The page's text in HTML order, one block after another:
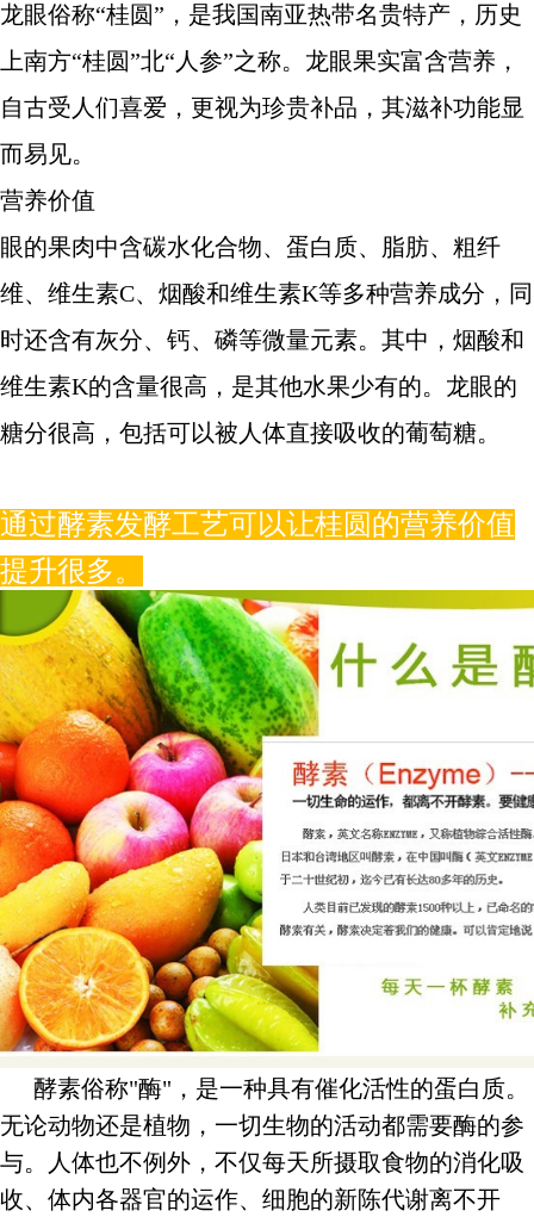
龙眼俗称“桂圆”，是我国南亚热带名贵特产，历史
上南方“桂圆”北“人参”之称。龙眼果实富含营养，
自古受人们喜爱，更视为珍贵补品，其滋补功能显
而易见。
营养价值
眼的果肉中含碳水化合物、蛋白质、脂肪、粗纤
维、维生素C、烟酸和维生素K等多种营养成分，同
时还含有灰分、钙、磷等微量元素。其中，烟酸和
维生素K的含量很高，是其他水果少有的。龙眼的
糖分很高，包括可以被人体直接吸收的葡萄糖。
通过酵素发酵工艺可以让桂圆的营养价值
提升很多。
酵素俗称"酶"，是一种具有催化活性的蛋白质。
无论动物还是植物，一切生物的活动都需要酶的参
与。人体也不例外，不仅每天所摄取食物的消化吸
收、体内各器官的运作、细胞的新陈代谢离不开